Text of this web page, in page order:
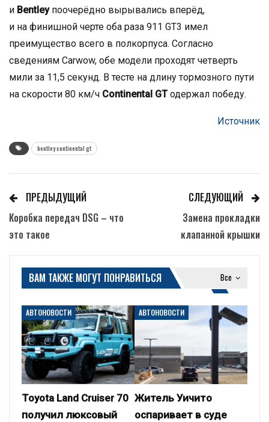
и Bentleyпоочерёдно вырывались вперёд,
и на финишной черте оба раза 911 GT3 имел
преимущество всего в полкорпуса. Согласно
сведениям Carwow, обе модели проходят четверть
мили за 11,5 секунд. В тесте на длину тормозного пути
на скорости 80 км/ч Continental GTодержал победу.
Источник
bentley continental gt
ПРЕДЫДУЩИЙ
Коробка передач DSG – что
это такое
СЛЕДУЮЩИЙ
Замена прокладки
клапанной крышки
Все
ВАМ ТАКЖЕ МОГУТ ПОНРАВИТЬСЯ
АВТОНОВОСТИ
Toyota Land Cruiser 70
получил люксовый
АВТОНОВОСТИ
Житель Уичито
оспаривает в суде